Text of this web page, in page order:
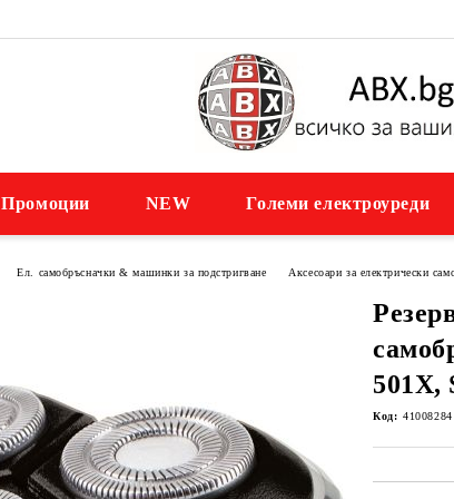
Промоции NEW Големи електроуреди
Ел. самобръсначки & машинки за подстригване Аксесоари за електрически
501X,
Код: 41008284